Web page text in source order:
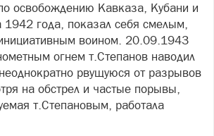
освобождению Кавказа, Кубани и
1942 года, показал себя смелым,
воином. 20.09.1943
огнем т.Степанов наводил
рвущуюся от разрывов
на обстрел и частые порывы,
т.Степановым, работала